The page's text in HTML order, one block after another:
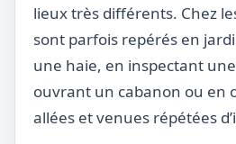
lieux très différents. Chez
sont parfois repérés en
une haie, en inspectant
ouvrant un cabanon ou en
allées et venues répétées